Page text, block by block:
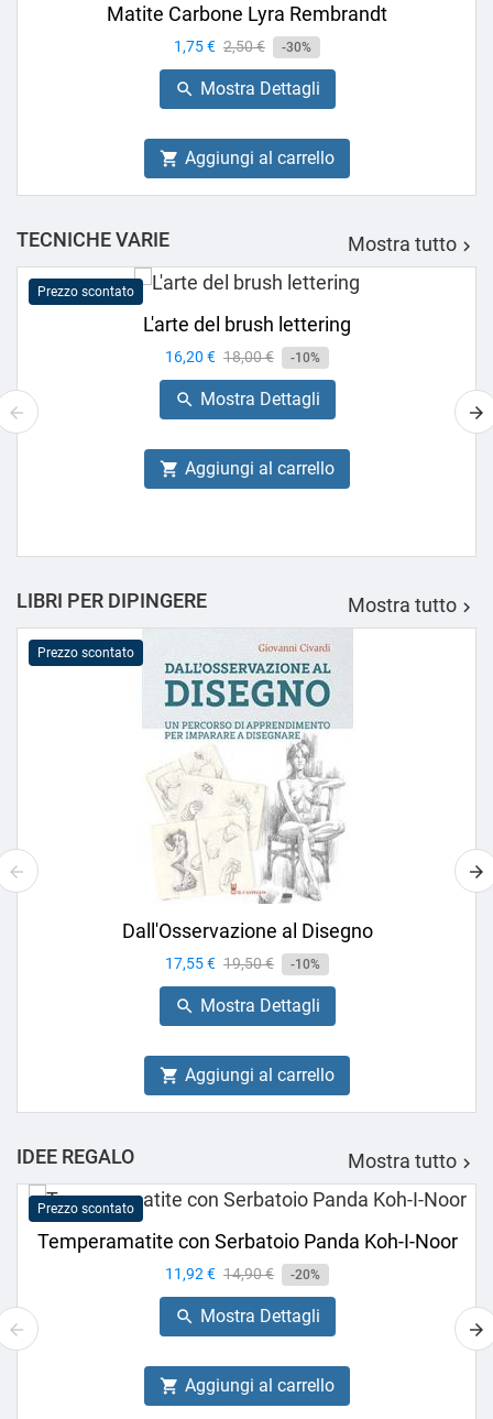
Matite Carbone Lyra Rembrandt
Prezzo
1,75 € Prezzo
base
2,50 € -30%
 Mostra Dettagli
 Aggiungi al carrello
TECNICHE VARIE Mostra tutto 
Prezzo scontato
L'arte del brush lettering
Prezzo
16,20 € Prezzo
base
18,00 € -10%
 Mostra Dettagli
 Aggiungi al carrello
LIBRI PER DIPINGERE Mostra tutto 
Prezzo scontato
Dall'Osservazione al Disegno
Prezzo
17,55 € Prezzo
base
19,50 € -10%
 Mostra Dettagli
 Aggiungi al carrello
IDEE REGALO Mostra tutto 
Prezzo scontato
Temperamatite con Serbatoio Panda Koh-I-Noor
Prezzo
11,92 € Prezzo
base
14,90 € -20%
 Mostra Dettagli
 Aggiungi al carrello